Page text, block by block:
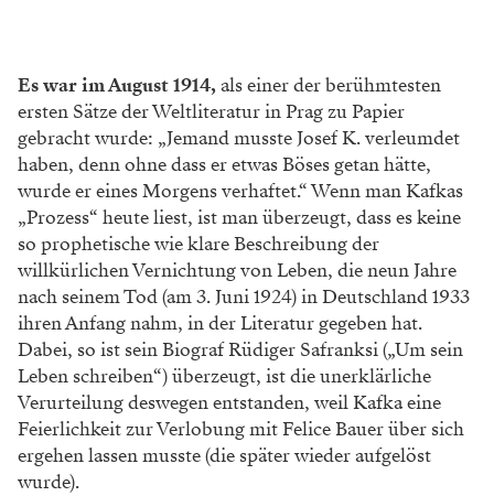
Es war im August 1914, als einer der berühmtesten
ersten Sätze der Weltliteratur in Prag zu Papier
gebracht wurde: „Jemand musste Josef K. verleumdet
haben, denn ohne dass er etwas Böses getan hätte,
wurde er eines Morgens verhaftet.“ Wenn man Kafkas
„Prozess“ heute liest, ist man überzeugt, dass es keine
so prophetische wie klare Beschreibung der
willkürlichen Vernichtung von Leben, die neun Jahre
nach seinem Tod (am 3. Juni 1924) in Deutschland 1933
ihren Anfang nahm, in der Literatur gegeben hat.
Dabei, so ist sein Biograf Rüdiger Safranksi („Um sein
Leben schreiben“) überzeugt, ist die unerklärliche
Verurteilung deswegen entstanden, weil Kafka eine
Feierlichkeit zur Verlobung mit Felice Bauer über sich
ergehen lassen musste (die später wieder aufgelöst
wurde).